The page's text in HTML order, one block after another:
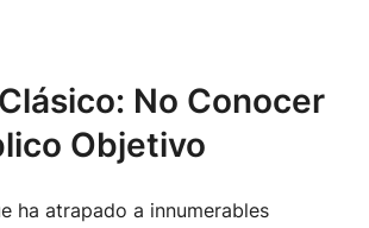
No Conocer
Objetivo
ha atrapado a innumerables